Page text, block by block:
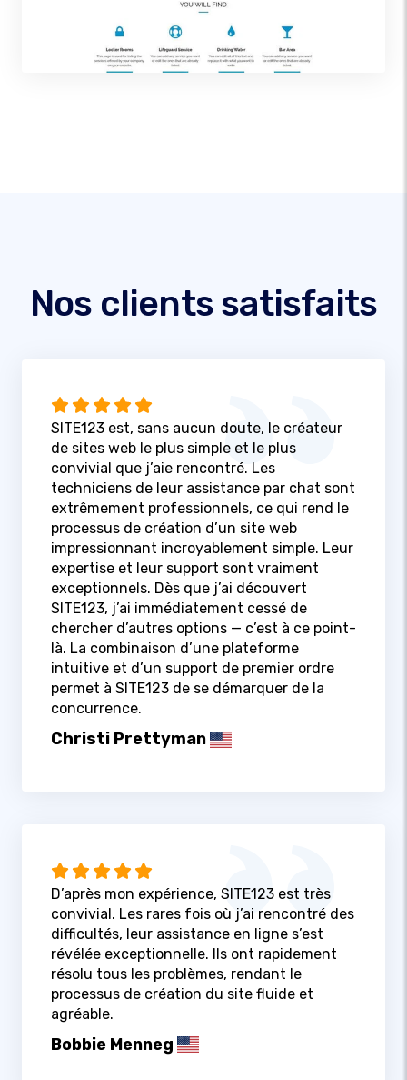
Nos clients satisfaits
SITE123 est, sans aucun doute, le créateur
de sites web le plus simple et le plus
convivial que j’aie rencontré. Les
techniciens de leur assistance par chat sont
extrêmement professionnels, ce qui rend le
processus de création d’un site web
impressionnant incroyablement simple. Leur
expertise et leur support sont vraiment
exceptionnels. Dès que j’ai découvert
SITE123, j’ai immédiatement cessé de
chercher d’autres options — c’est à ce point-
là. La combinaison d’une plateforme
intuitive et d’un support de premier ordre
permet à SITE123 de se démarquer de la
concurrence.
Christi Prettyman
D’après mon expérience, SITE123 est très
convivial. Les rares fois où j’ai rencontré des
difficultés, leur assistance en ligne s’est
révélée exceptionnelle. Ils ont rapidement
résolu tous les problèmes, rendant le
processus de création du site fluide et
agréable.
Bobbie Menneg